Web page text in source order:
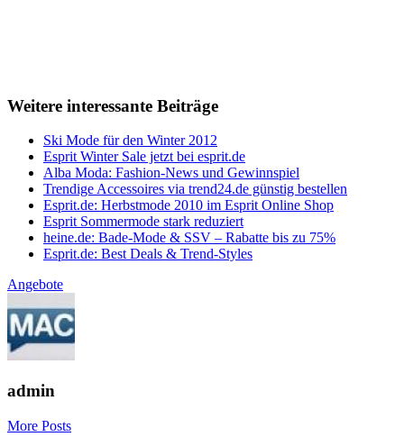
Weitere interessante Beiträge
Ski Mode für den Winter 2012
Esprit Winter Sale jetzt bei esprit.de
Alba Moda: Fashion-News und Gewinnspiel
Trendige Accessoires via trend24.de günstig bestellen
Esprit.de: Herbstmode 2010 im Esprit Online Shop
Esprit Sommermode stark reduziert
heine.de: Bade-Mode & SSV – Rabatte bis zu 75%
Esprit.de: Best Deals & Trend-Styles
Angebote
admin
More Posts